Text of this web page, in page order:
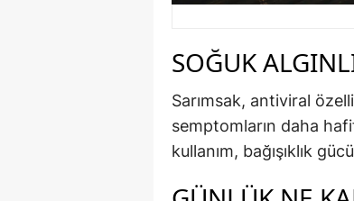
SOĞUK
Sarımsak, antiviral
semptomların daha
kullanım, bağışıklık